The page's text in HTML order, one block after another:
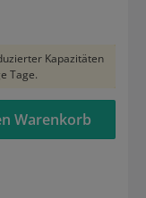
verfügbar.)
Kapazitäten
Tage.
die Schaltflächen um
Warenkorb